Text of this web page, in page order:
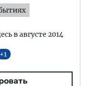
в августе 2014
1